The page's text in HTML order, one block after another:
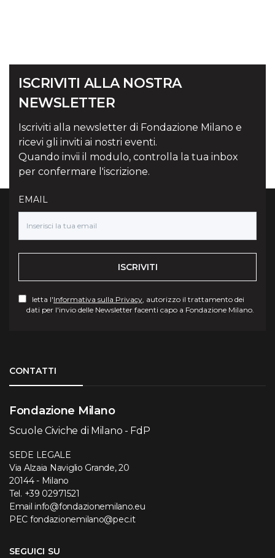
ISCRIVITI ALLA NOSTRA
NEWSLETTER
Iscriviti alla newsletter di Fondazione Milano e
ricevi gli inviti ai nostri eventi.
Quando invii il modulo, controlla la tua inbox
per confermare l'iscrizione.
EMAIL
ISCRIVITI
letta l'Informativa sulla Privacy, autorizzo il trattamento dei
dati per l'invio delle Newsletter facenti capo a Fondazione Milano.
CONTATTI
Fondazione Milano
Scuole Civiche di Milano - FdP
SEDE LEGALE
Via Alzaia Naviglio Grande, 20
20144 - Milano
Tel. +39 02971521
Email info@fondazionemilano.eu
PEC fondazionemilano@pec.it
SEGUICI SU